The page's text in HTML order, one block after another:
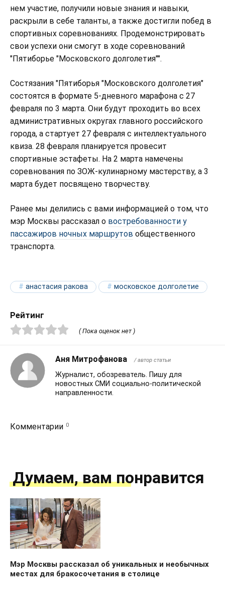
нем участие, получили новые знания и навыки,
раскрыли в себе таланты, а также достигли побед в
спортивных соревнованиях. Продемонстрировать
свои успехи они смогут в ходе соревнований
"Пятиборье "Московского долголетия"".
Состязания "Пятиборья "Московского долголетия"
состоятся в формате 5-дневного марафона с 27
февраля по 3 марта. Они будут проходить во всех
административных округах главного российского
города, а стартует 27 февраля с интеллектуального
квиза. 28 февраля планируется провесит
спортивные эстафеты. На 2 марта намечены
соревнования по ЗОЖ-кулинарному мастерству, а 3
марта будет посвящено творчеству.
Ранее мы делились с вами информацией о том, что
мэр Москвы рассказал о востребованности у
пассажиров ночных маршрутов общественного
транспорта.
анастасия ракова московское долголетие
Рейтинг
( Пока оценок нет )
Аня Митрофанова / автор статьи
Журналист, обозреватель. Пишу для
новостных СМИ социально-политической
направленности.
Комментарии 0
Думаем, вам понравится
Мэр Москвы рассказал об уникальных и необычных
местах для бракосочетания в столице